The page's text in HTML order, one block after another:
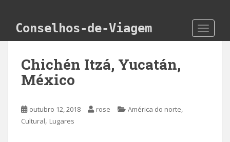
Conselhos-de-Viagem
Chichén Itzá, Yucatán,
México
outubro 12, 2018 rose América do norte,
Cultural, Lugares